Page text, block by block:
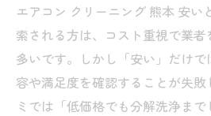
エアコン クリーニング 熊本 安い
索される方は、コスト重視で業
多いです。しかし「安い」だけ
容や満足度を確認することが失
ミでは「低価格でも分解洗浄ま